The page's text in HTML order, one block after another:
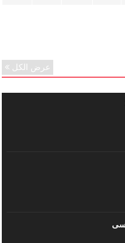
عرض الكل